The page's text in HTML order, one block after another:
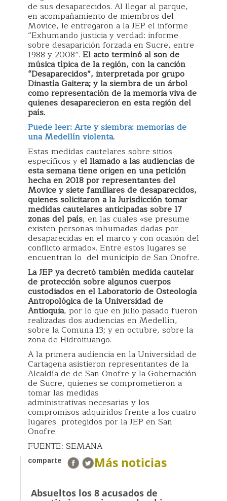
de sus desaparecidos. Al llegar al parque,
en acompañamiento de miembros del
Movice, le entregaron a la JEP el informe
“Exhumando justicia y verdad: informe
sobre desaparición forzada en Sucre, entre
1988 y 2008”. El acto terminó al son de
música típica de la región, con la canción
“Desaparecidos”, interpretada por grupo
Dinastía Gaitera; y la siembra de un árbol
como representación de la memoria viva de
quienes desaparecieron en esta región del
país.
Puede leer: Arte y siembra: memorias de
una Medellín violenta.
Estas medidas cautelares sobre sitios
específicos yel llamado a las audiencias de
esta semana tiene origen en una petición
hecha en 2018 por representantes del
Movice y siete familiares de desaparecidos,
quienes solicitaron a la Jurisdicción tomar
medidas cautelares anticipadas sobre 17
zonas del país, en las cuales «se presume
existen personas inhumadas dadas por
desaparecidas en el marco y con ocasión del
conflicto armado». Entre estos lugares se
encuentran lo del municipio de San Onofre.
La JEP ya decretó también medida cautelar
de protección sobre algunos cuerpos
custodiados en el Laboratorio de Osteología
Antropológica de la Universidad de
Antioquia, por lo que en julio pasado fueron
realizadas dos audiencias en Medellín,
sobre la Comuna 13; y en octubre, sobre la
zona de Hidroituango.
A la primera audiencia en la Universidad de
Cartagena asistieron representantes de la
Alcaldía de de San Onofre y la Gobernación
de Sucre, quienes se comprometieron a
tomar las medidas
administrativas necesarias y los
compromisos adquiridos frente a los cuatro
lugares protegidos por la JEP en San
Onofre.
FUENTE: SEMANA
comparte Más noticias
Absueltos los 8 acusados de